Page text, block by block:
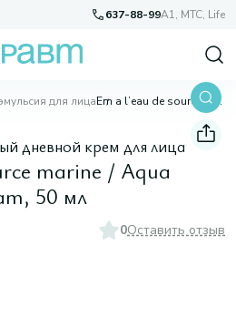
637-88-99A1, МТС, Life
для лица Em a l’eau de source marine / Aqua Detox / Day Cream, 50 мл
дневной крем для лица
marine / Aqua
50 мл
0Оставить отзыв